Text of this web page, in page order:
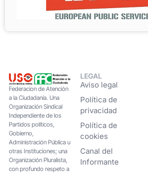
Federacion de Atención
a la Ciudadanía. Una
Organización Sindical
Independiente de los
Partidos políticos,
Gobierno,
Administración Pública u
otras Instituciones; una
Organización Pluralista,
con profundo respeto a
LEGAL
Aviso legal
Política de
privacidad
Política de
cookies
Canal del
Informante